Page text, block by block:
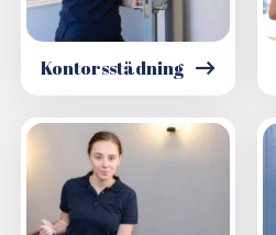
Kontorsstädning